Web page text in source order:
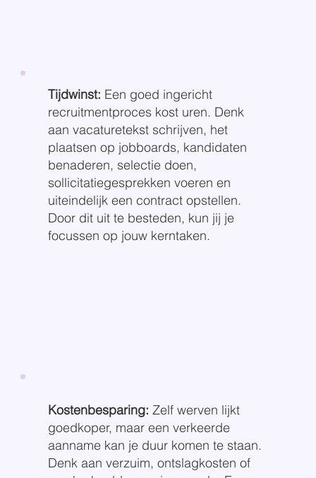
Tijdwinst: Een goed ingericht
recruitmentproces kost uren. Denk
aan vacaturetekst schrijven, het
plaatsen op jobboards, kandidaten
benaderen, selectie doen,
sollicitatiegesprekken voeren en
uiteindelijk een contract opstellen.
Door dit uit te besteden, kun jij je
focussen op jouw kerntaken.
Kostenbesparing: Zelf werven lijkt
goedkoper, maar een verkeerde
aanname kan je duur komen te staan.
Denk aan verzuim, ontslagkosten of